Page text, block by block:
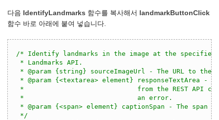
다음 IdentifyLandmarks 함수를 복사해서
landmarkButtonClick
함수 바로 아래에 붙여 넣습니다.
/* Identify landmarks in the image at the specified
* Landmarks API.
* @param {string} sourceImageUrl - The URL to the
* @param {<textarea> element} responseTextArea
*                             from the REST API call,
*                             an error.
* @param {<span> element} captionSpan - The
*/